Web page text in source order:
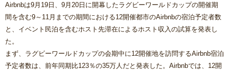
Airbnbは9月19日、9月20日に開幕したラグビーワールドカップの開催期
間を含む9～11月までの期間における12開催都市のAirbnbの宿泊予定者数
と、イベント民泊を含むホスト先滞在によるホスト収入の試算を発表し
た。
まず、ラグビーワールドカップの会期中に12開催地を訪問するAirbnb宿泊
予定者数は、前年同期比123％の35万人だと発表した。Airbnbでは、12開